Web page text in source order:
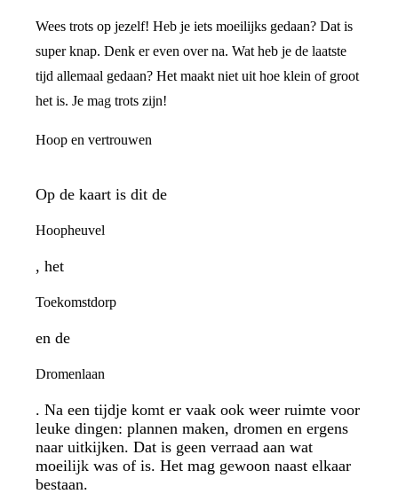
Wees trots op jezelf! Heb je iets moeilijks gedaan? Dat is
super knap. Denk er even over na. Wat heb je de laatste
tijd allemaal gedaan? Het maakt niet uit hoe klein of groot
het is. Je mag trots zijn!
Hoop en vertrouwen
Op de kaart is dit de
Hoopheuvel
, het
Toekomstdorp
en de
Dromenlaan
. Na een tijdje komt er vaak ook weer ruimte voor
leuke dingen: plannen maken, dromen en ergens
naar uitkijken. Dat is geen verraad aan wat
moeilijk was of is. Het mag gewoon naast elkaar
bestaan.